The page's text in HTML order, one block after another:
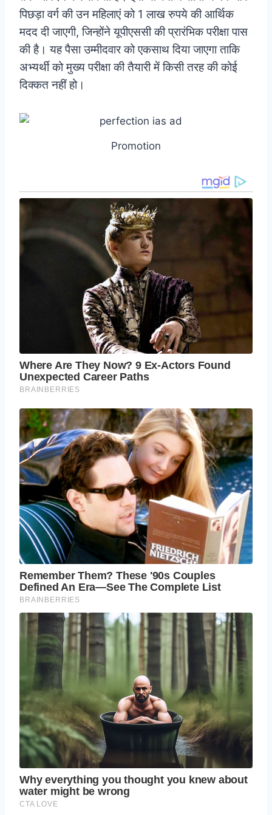
पिछड़ा वर्ग की उन महिलाएं को 1 लाख रुपये की आर्थिक
मदद दी जाएगी, जिन्होंने यूपीएससी की प्रारंभिक परीक्षा पास
की है। यह पैसा उम्मीदवार को एकसाथ दिया जाएगा ताकि
अभ्यर्थी को मुख्य परीक्षा की तैयारी में किसी तरह की कोई
दिक्कत नहीं हो।
Promotion